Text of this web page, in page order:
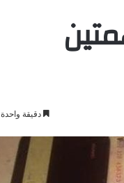
دقيقة واحدة